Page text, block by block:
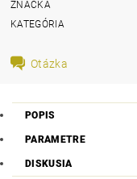
ZNAČKA
KATEGÓRIA
Otázka
POPIS
PARAMETRE
DISKUSIA